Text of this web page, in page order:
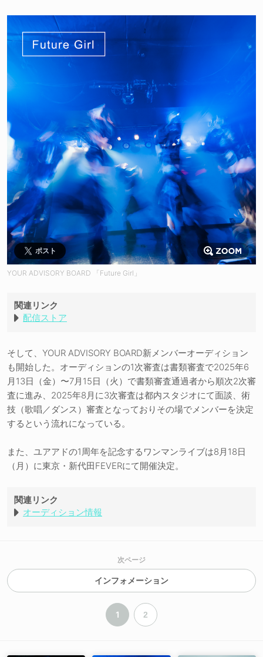
ポスト
YOUR ADVISORY BOARD 「Future Girl」
関連リンク
配信ストア
そして、YOUR ADVISORY BOARD新メンバーオーディション
も開始した。オーディションの1次審査は書類審査で2025年6
月13日（金）〜7月15日（火）で書類審査通過者から順次2次審
査に進み、2025年8月に3次審査は都内スタジオにて面談、術
技（歌唱／ダンス）審査となっておりその場でメンバーを決定
するという流れになっている。
また、ユアアドの1周年を記念するワンマンライブは8月18日
（月）に東京・新代田FEVERにて開催決定。
関連リンク
オーディション情報
次ページ
インフォメーション
1 2